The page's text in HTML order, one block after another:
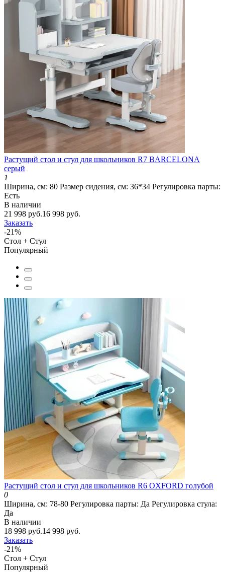
Растущий стол и стул для школьников R7 BARCELONA
серый
1
Ширина, см: 80 Размер сидения, см: 36*34 Регулировка парты:
Есть
В наличии
21 998 руб.16 998 руб.
Заказать
-21%
Стол + Стул
Популярный
Растущий стол и стул для школьников R6 OXFORD голубой
0
Ширина, см: 78-80 Регулировка парты: Да Регулировка стула:
Да
В наличии
18 998 руб.14 998 руб.
Заказать
-21%
Стол + Стул
Популярный